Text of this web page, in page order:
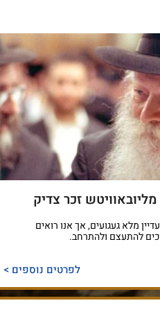
זכר צדיק
עדיין מלא געגועים, אך אנו רואים
להתעצם ולהתרחב.
לפרטים נוספים >